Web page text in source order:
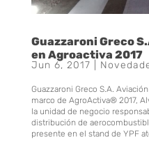
Guazzaroni Greco
en Agroactiva 2017
Jun 6, 2017
Guazzaroni Greco S.A.
marco de AgroActiva® 2017,
la unidad de negocio
distribución de
presente en el stand de YPF